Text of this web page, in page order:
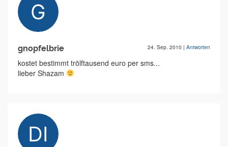
gnopfelbrie 24. Sep. 2010 | Antworten
kostet bestimmt trölftausend euro per sms...
lieber Shazam